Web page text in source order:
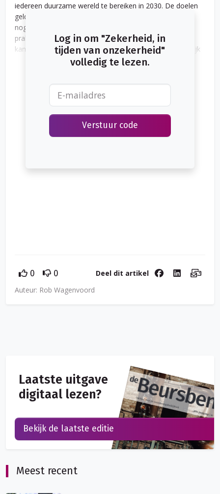
iedereen duurzame wereld te bereiken in 2030. De doelen
gelden voor alle landen en voor alle mensen. Dat klinkt
nogal ambitieus en dat is het ook: de vertaalslag naar de
praktijk is ingewikkeld en wellicht ver van ons bed en
kantoor. Kees Dullemond heeft geprobeerd om inzichtelijk
te maken in hoeverre de weg naar het bereiken van de
SDG-doelen de bedrijfsvoering van adviseur en verzekeraar
raakt of gaat raken.
Log in om "Zekerheid, in
tijden van onzekerheid"
volledig te lezen.
Verstuur code
0 0
Deel dit artikel
Auteur: Rob Wagenvoord
Meest recent
Laatste uitgave
digitaal lezen?
Bekijk de laatste editie